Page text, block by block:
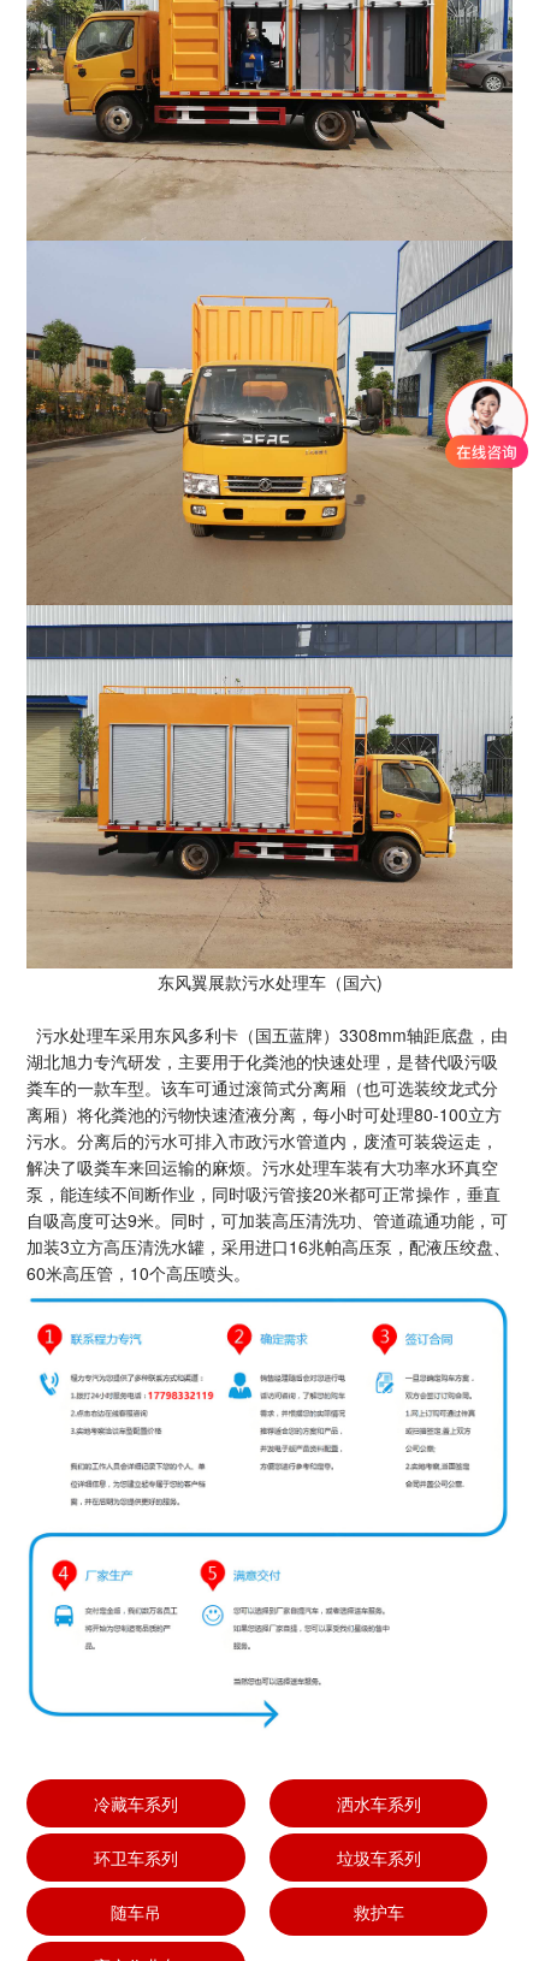
东风翼展款污水处理车（国六)
污水处理车采用东风多利卡（国五蓝牌）3308mm轴距底盘，由
湖北旭力专汽研发，主要用于化粪池的快速处理，是替代吸污吸
粪车的一款车型。该车可通过滚筒式分离厢（也可选装绞龙式分
离厢）将化粪池的污物快速渣液分离，每小时可处理80-100立方
污水。分离后的污水可排入市政污水管道内，废渣可装袋运走，
解决了吸粪车来回运输的麻烦。污水处理车装有大功率水环真空
泵，能连续不间断作业，同时吸污管接20米都可正常操作，垂直
自吸高度可达9米。同时，可加装高压清洗功、管道疏通功能，可
加装3立方高压清洗水罐，采用进口16兆帕高压泵，配液压绞盘、
60米高压管，10个高压喷头。
冷藏车系列 洒水车系列
环卫车系列 垃圾车系列
随车吊 救护车